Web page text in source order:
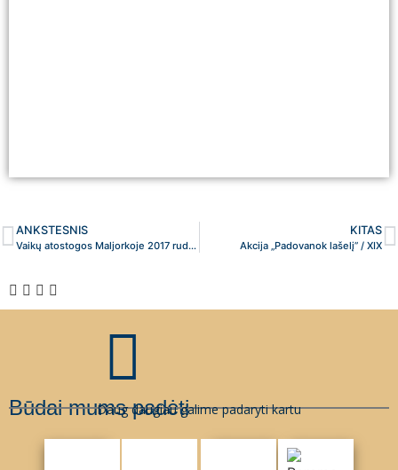
ANKSTESNIS
Vaikų atostogos Maljorkoje 2017 ruduo
KITAS
Akcija „Padovanok lašelį” / XIX
Būdai mums padėti
Daug daugiau galime padaryti kartu